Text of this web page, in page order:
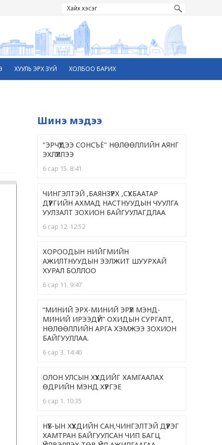
ХУУЛЬ ЭРХ ЗҮЙ ХОЛБОО БАРИХ
Шинэ мэдээ
"ЭРЧҮҮДЭЭ СОНСЪЁ" НӨЛӨӨЛЛИЙН АЯНГ
ЭХЛҮҮЛЛЭЭ
6 сар 15. 8:41
ЧИНГЭЛТЭЙ ,БАЯНЗҮРХ ,CҮХБААТАР
ДҮҮРГИЙН АХМАД НАСТНУУДЫН ЧУУЛГА
УУЛЗАЛТ ЗОХИОН БАЙГУУЛАГДЛАА
6 сар 12. 12:52
ХОРООДЫН НИЙГМИЙН
АЖИЛТНУУДЫН ЭЭЛЖИТ ШУУРХАЙ
ХУРАЛ БОЛЛОО
6 сар 11. 9:47
“МИНИЙ ЭРХ-МИНИЙ ЭРҮҮЛ МЭНД-
МИНИЙ ИРЭЭДҮЙ” ОХИДЫН СУРГАЛТ,
НӨЛӨӨЛЛИЙН АРГА ХЭМЖЭЭ ЗОХИОН
БАЙГУУЛЛАА.
6 сар 3. 14:40
ОЛОН УЛСЫН ХҮҮХДИЙГ ХАМГААЛАХ
ӨДРИЙН МЭНД ХҮРГЭЕ
6 сар 1. 10:35
НҮБ-ЫН ХҮҮХДИЙН САН,ЧИНГЭЛТЭЙ ДҮҮРЭГ
ХАМТРАН БАЙГУУЛСАН ЧИП БАГЦ